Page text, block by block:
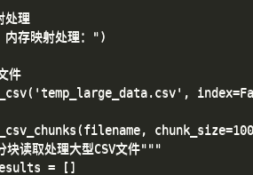
理
存映射处理：")
件
块读取处理大型CSV文件"""
= []